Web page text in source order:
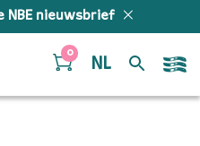
NBE nieuwsbrief
0
NL